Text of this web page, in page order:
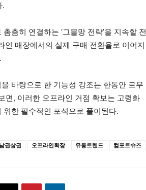
.
촘히 연결하는 ‘그물망 전략’을 지속할 전
매장에서의 실제 구매 전환율로 이어지
바탕으로 한 기능성 강조는 한동안 르무
면, 이러한 오프라인 거점 확보는 고령화
한 필수적인 포석으로 풀이된다.
권상권 오프라인확장 유통트렌드 컴포트슈즈